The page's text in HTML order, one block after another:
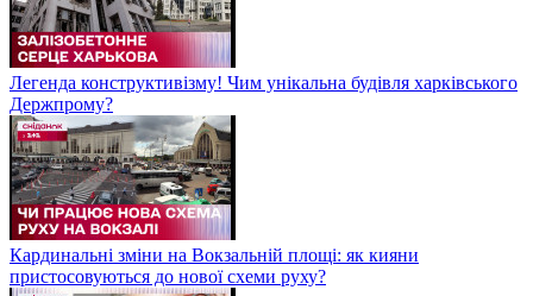
Легенда конструктивізму! Чим унікальна будівля харківського
Держпрому?
Кардинальні зміни на Вокзальній площі: як кияни
пристосовуються до нової схеми руху?